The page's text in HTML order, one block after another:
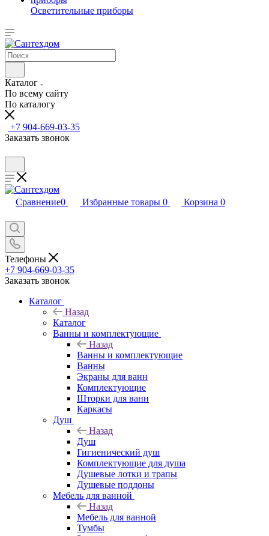
Осветительные приборы
Каталог
По всему сайту
По каталогу
+7 904-669-03-35
Заказать звонок
Сравнение0 Избранные товары 0 Корзина 0
Телефоны
+7 904-669-03-35
Заказать звонок
Каталог
Назад
Каталог
Ванны и комплектующие
Назад
Ванны и комплектующие
Ванны
Экраны для ванн
Комплектующие
Шторки для ванн
Каркасы
Душ
Назад
Душ
Гигиенический душ
Комплектующие для душа
Душевые лотки и трапы
Душевые поддоны
Мебель для ванной
Назад
Мебель для ванной
Тумбы